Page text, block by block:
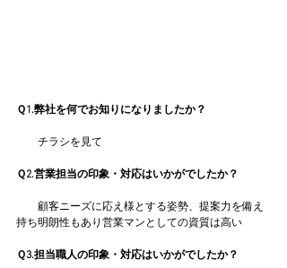
Ｑ1.弊社を何でお知りになりましたか？
チラシを見て
Ｑ2.営業担当の印象・対応はいかがでしたか？
顧客ニーズに応え様とする姿勢、提案力を備え
持ち明朗性もあり営業マンとしての資質は高い
Ｑ3.担当職人の印象・対応はいかがでしたか？